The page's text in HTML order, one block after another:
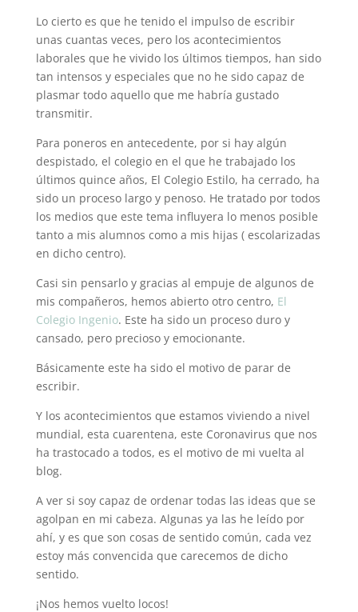
Lo cierto es que he tenido el impulso de escribir
unas cuantas veces, pero los acontecimientos
laborales que he vivido los últimos tiempos, han sido
tan intensos y especiales que no he sido capaz de
plasmar todo aquello que me habría gustado
transmitir.
Para poneros en antecedente, por si hay algún
despistado, el colegio en el que he trabajado los
últimos quince años, El Colegio Estilo, ha cerrado, ha
sido un proceso largo y penoso. He tratado por todos
los medios que este tema influyera lo menos posible
tanto a mis alumnos como a mis hijas ( escolarizadas
en dicho centro).
Casi sin pensarlo y gracias al empuje de algunos de
mis compañeros, hemos abierto otro centro, El
Colegio Ingenio. Este ha sido un proceso duro y
cansado, pero precioso y emocionante.
Básicamente este ha sido el motivo de parar de
escribir.
Y los acontecimientos que estamos viviendo a nivel
mundial, esta cuarentena, este Coronavirus que nos
ha trastocado a todos, es el motivo de mi vuelta al
blog.
A ver si soy capaz de ordenar todas las ideas que se
agolpan en mi cabeza. Algunas ya las he leído por
ahí, y es que son cosas de sentido común, cada vez
estoy más convencida que carecemos de dicho
sentido.
¡Nos hemos vuelto locos!